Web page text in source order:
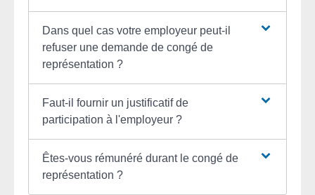
Dans quel cas votre employeur peut-il
refuser une demande de congé de
représentation ?
Faut-il fournir un justificatif de
participation à l'employeur ?
Êtes-vous rémunéré durant le congé de
représentation ?